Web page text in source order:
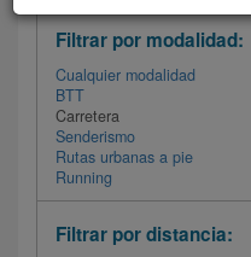
Filtrar por modalidad:
Cualquier modalidad
BTT
Carretera
Senderismo
Rutas urbanas a pie
Running
Filtrar por distancia: